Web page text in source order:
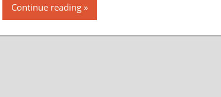
Continue reading